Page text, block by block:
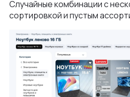
Случайные комбинации с
сортировкой и пустым